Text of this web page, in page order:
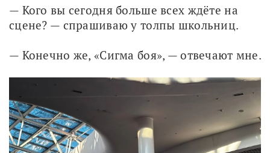
— Кого вы сегодня больше всех ждёте на
сцене? — спрашиваю у толпы школьниц.
— Конечно же, «Сигма боя», — отвечают мне.